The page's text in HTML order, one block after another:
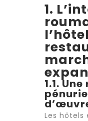
1.
1.1.
Les hôtels